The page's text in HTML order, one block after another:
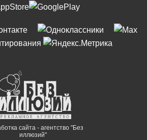
сайта - агентство "Без
иллюзий"